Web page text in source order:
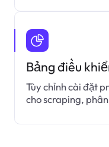
Bảng điều
Tùy chỉnh cài đặt
cho scraping,